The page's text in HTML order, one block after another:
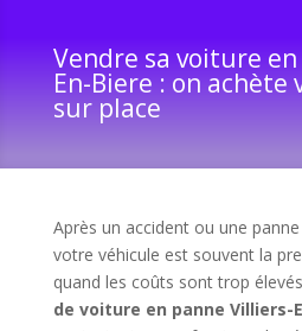
Vendre sa voiture
En-Biere : on achète
sur place
Après un accident ou une
votre véhicule est souvent la
quand les coûts sont trop
de voiture en panne Villiers-